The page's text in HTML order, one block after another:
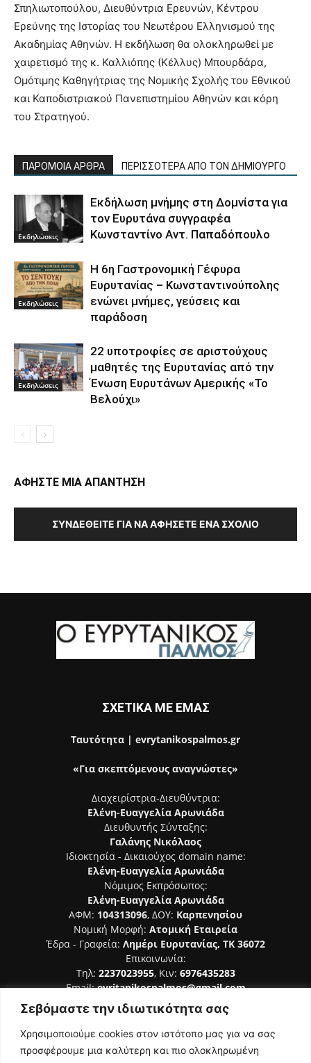
Σεβόμαστε την ιδιωτικότητα σας
Χρησιμοποιούμε cookies στον ιστότοπο μας για να σας
προσφέρουμε μια καλύτερη και πιο ολοκληρωμένη
Σπηλιωτοπούλου, Διευθύντρια Ερευνών, Κέντρου
Ερεύνης της Ιστορίας του Νεωτέρου Ελληνισμού της
Ακαδημίας Αθηνών. Η εκδήλωση θα ολοκληρωθεί με
χαιρετισμό της κ. Καλλιόπης (Κέλλυς) Μπουρδάρα,
Ομότιμης Καθηγήτριας της Νομικής Σχολής του Εθνικού
και Καποδιστριακού Πανεπιστημίου Αθηνών και κόρη
του Στρατηγού.
ΠΑΡΟΜΟΙΑ ΑΡΘΡΑ ΠΕΡΙΣΣΟΤΕΡΑ ΑΠΟ ΤΟΝ ΔΗΜΙΟΥΡΓΟ
Εκδηλώσεις
Εκδήλωση μνήμης στη Δομνίστα για
τον Ευρυτάνα συγγραφέα
Κωνσταντίνο Αντ. Παπαδόπουλο
Εκδηλώσεις
Η 6η Γαστρονομική Γέφυρα
Ευρυτανίας – Κωνσταντινούπολης
ενώνει μνήμες, γεύσεις και
παράδοση
Εκδηλώσεις
22 υποτροφίες σε αριστούχους
μαθητές της Ευρυτανίας από την
Ένωση Ευρυτάνων Αμερικής «Το
Βελούχι»
ΑΦΗΣΤΕ ΜΙΑ ΑΠΑΝΤΗΣΗ
ΣΥΝΔΕΘΕΊΤΕ ΓΙΑ ΝΑ ΑΦΉΣΕΤΕ ΈΝΑ ΣΧΌΛΙΟ
ΣΧΕΤΙΚΑ ΜΕ ΕΜΑΣ
Ταυτότητα | evrytanikospalmos.gr
«Για σκεπτόμενους αναγνώστες»
Διαχειρίστρια-Διευθύντρια:
Ελένη-Ευαγγελία Αρωνιάδα
Διευθυντής Σύνταξης:
Γαλάνης Νικόλαος
Ιδιοκτησία - Δικαιούχος domain name:
Ελένη-Ευαγγελία Αρωνιάδα
Νόμιμος Εκπρόσωπος:
Ελένη-Ευαγγελία Αρωνιάδα
ΑΦΜ: 104313096, ΔΟΥ: Καρπενησίου
Νομική Μορφή: Ατομική Εταιρεία
Έδρα - Γραφεία: Λημέρι Ευρυτανίας, ΤΚ 36072
Επικοινωνία:
Τηλ: 2237023955, Κιν: 6976435283
Email:evritanikospalmos@gmail.com
Αριθμός Πιστοποίησης Μ.Η.Τ. 242044